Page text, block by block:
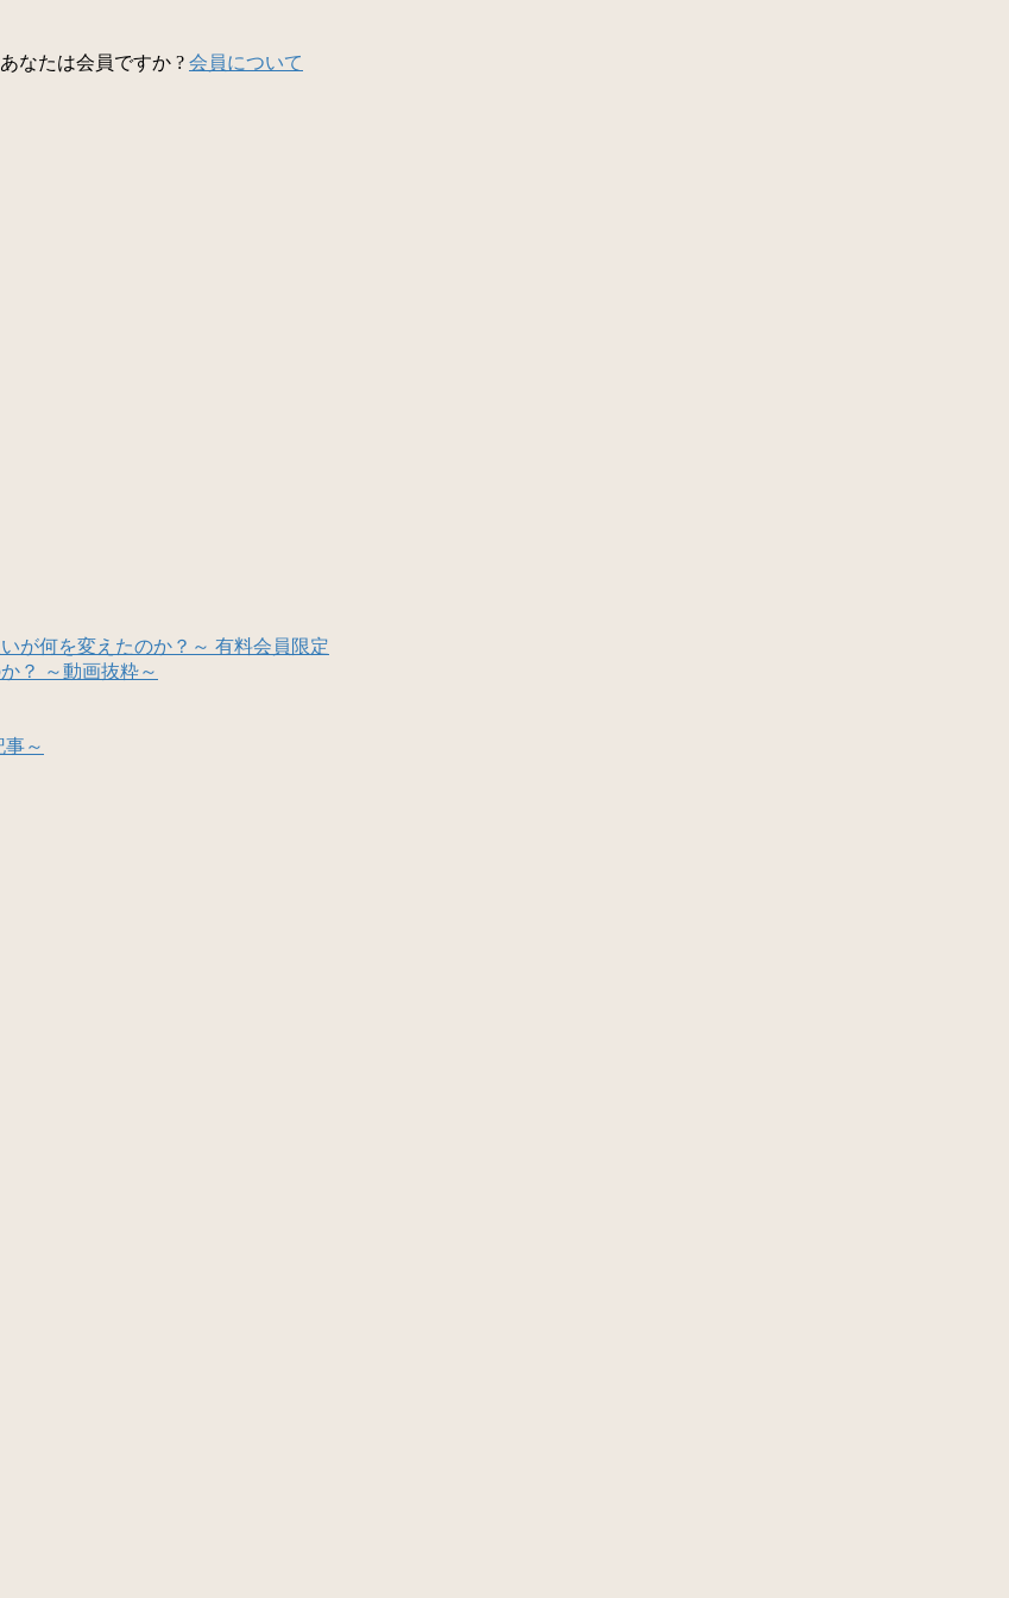
なたは会員ですか ? 会員について
が何を変えたのか？～ 有料会員限定
？ ～動画抜粋～
～